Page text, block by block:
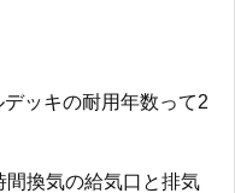
デッキの耐用年数って2
換気の給気口と排気